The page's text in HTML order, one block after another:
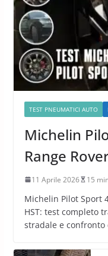
TEST PNEUMATICI AUTO
Michelin
Range
11 Aprile 2026 15
Michelin Pilot Sport
HST: test completo
stradale e confronto